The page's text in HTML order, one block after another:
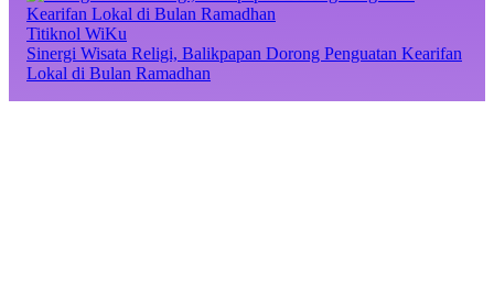
Titiknol WiKu
Sinergi Wisata Religi, Balikpapan Dorong Penguatan Kearifan
Lokal di Bulan Ramadhan